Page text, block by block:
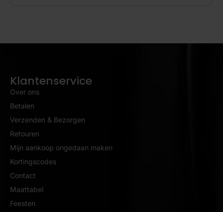
Klantenservice
Over ons
Betalen
Verzenden & Bezorgen
Retouren
Mijn aankoop ongedaan maken
Kortingscodes
Contact
Maattabel
Feesten